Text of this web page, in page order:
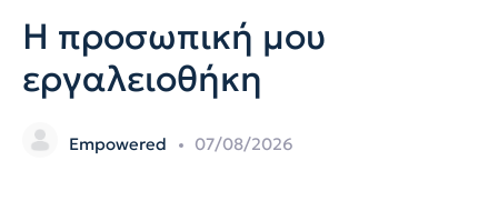
Η προσωπική μου
εργαλειοθήκη
Empowered 07/08/2026